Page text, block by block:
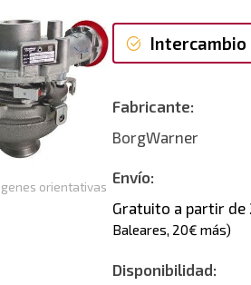
Intercambio
Fabricante:
BorgWarner
Envío:
Gratuito a partir de
Baleares, 20€ más)
Disponibilidad:
orientativas